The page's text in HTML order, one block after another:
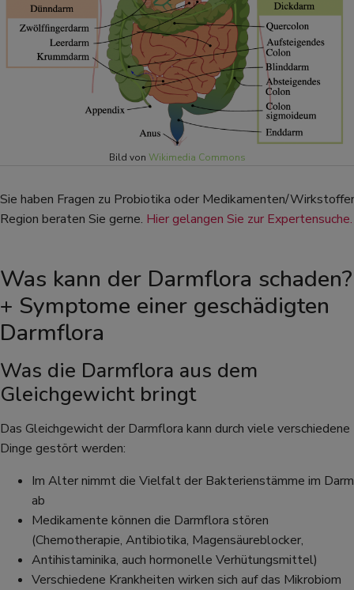
Bild von Wikimedia Commons
Sie haben Fragen zu Probiotika oder Medikamenten/
Region beraten Sie gerne. Hier gelangen Sie zur Expertensuche.
Was kann der Darmflora schaden?
+ Symptome einer geschädigten
Darmflora
Was die Darmflora aus dem
Gleichgewicht bringt
Das Gleichgewicht der Darmflora kann durch viele verschiedene
Dinge gestört werden:
Im Alter nimmt die Vielfalt der Bakterienstämme im Darm
ab
Medikamente können die Darmflora stören
(Chemotherapie, Antibiotika, Magensäureblocker,
Antihistaminika, auch hormonelle Verhütungsmittel)
Verschiedene Krankheiten wirken sich auf das Mikrobiom